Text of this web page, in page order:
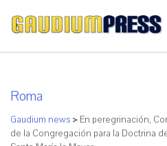
Roma
Gaudium news > En peregrinación,
de la Congregación para la Doctrina